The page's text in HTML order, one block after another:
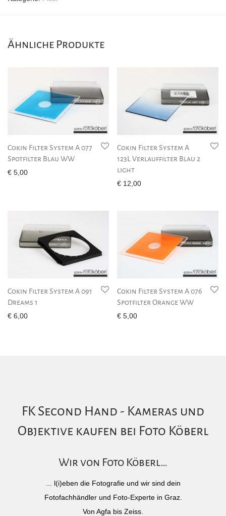
Ähnliche Produkte
Cokin Filter System A 077
Spotfilter Blau WW
€ 5,00
Cokin Filter System A
123L Verlauffilter Blau 2
light
€ 12,00
Cokin Filter System A 091
Dreams 1
€ 6,00
Cokin Filter System A 076
Spotfilter Orange WW
€ 5,00
FK Second Hand - Kameras und
Objektive kaufen bei Foto Köberl
Wir von Foto Köberl…
... l(i)eben die Fotografie und wir sind dein
Fotofachhändler und Foto-Experte in Graz.
Von Agfa bis Zeiss.